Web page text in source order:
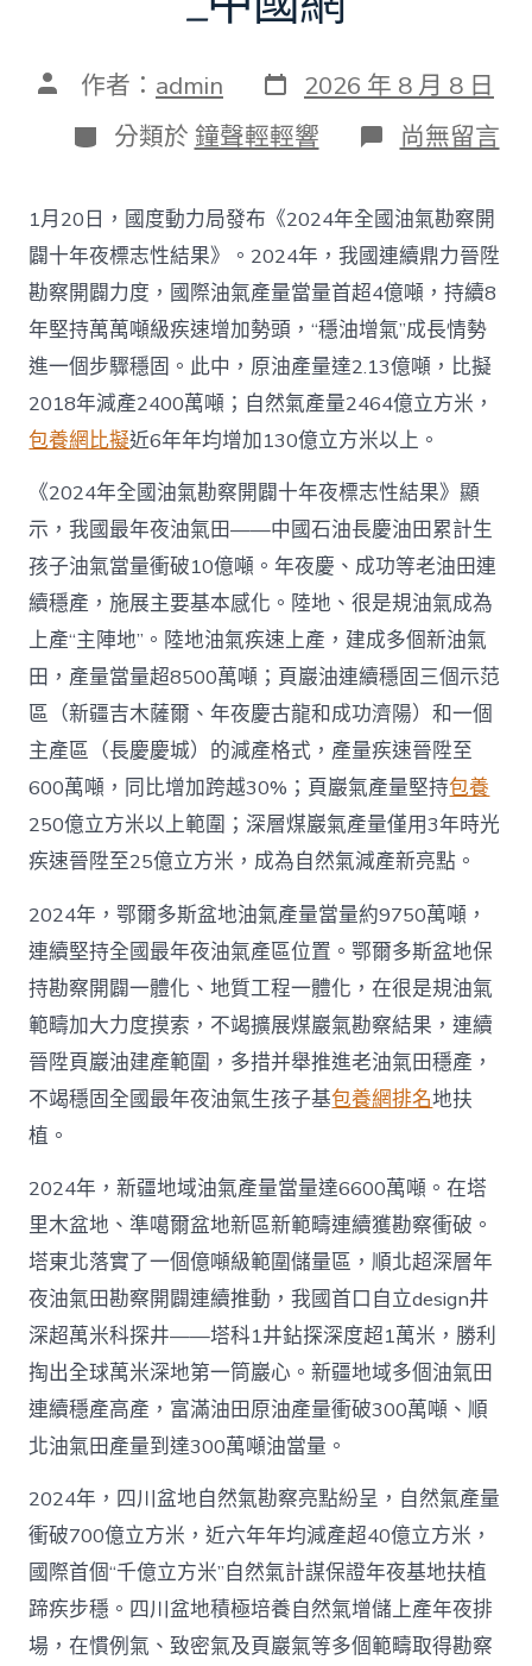
文 作者： admin 發
表
日
期
2026 年 8 月 8 日
分
類
分類於 鐘聲輕輕響 在
〈往
國
際
油
氣
查
包
養
app
產
量
當
首
超
4
億
噸
_
中
國
網〉
中
尚無留言
1月20日，國度動力局發布《2024年全國油氣勘察開
闢十年夜標志性結果》。2024年，我國連續鼎力晉陞
勘察開闢力度，國際油氣產量當量首超4億噸，持續8
年堅持萬萬噸級疾速增加勢頭，“穩油增氣”成長情勢
進一個步驟穩固。此中，原油產量達2.13億噸，比擬
2018年減產2400萬噸；自然氣產量2464億立方米，
包養網比擬近6年年均增加130億立方米以上。
《2024年全國油氣勘察開闢十年夜標志性結果》顯
示，我國最年夜油氣田——中國石油長慶油田累計生
孩子油氣當量衝破10億噸。年夜慶、成功等老油田連
續穩產，施展主要基本感化。陸地、很是規油氣成為
上產“主陣地”。陸地油氣疾速上產，建成多個新油氣
田，產量當量超8500萬噸；頁巖油連續穩固三個示范
區（新疆吉木薩爾、年夜慶古龍和成功濟陽）和一個
主產區（長慶慶城）的減產格式，產量疾速晉陞至
600萬噸，同比增加跨越30%；頁巖氣產量堅持包養
250億立方米以上範圍；深層煤巖氣產量僅用3年時光
疾速晉陞至25億立方米，成為自然氣減產新亮點。
2024年，鄂爾多斯盆地油氣產量當量約9750萬噸，
連續堅持全國最年夜油氣產區位置。鄂爾多斯盆地保
持勘察開闢一體化、地質工程一體化，在很是規油氣
範疇加大力度摸索，不竭擴展煤巖氣勘察結果，連續
晉陞頁巖油建產範圍，多措并舉推進老油氣田穩產，
不竭穩固全國最年夜油氣生孩子基包養網排名地扶
植。
2024年，新疆地域油氣產量當量達6600萬噸。在塔
里木盆地、準噶爾盆地新區新範疇連續獲勘察衝破。
塔東北落實了一個億噸級範圍儲量區，順北超深層年
夜油氣田勘察開闢連續推動，我國首口自立design井
深超萬米科探井——塔科1井鉆探深度超1萬米，勝利
掏出全球萬米深地第一筒巖心。新疆地域多個油氣田
連續穩產高產，富滿油田原油產量衝破300萬噸、順
北油氣田產量到達300萬噸油當量。
2024年，四川盆地自然氣勘察亮點紛呈，自然氣產量
衝破700億立方米，近六年年均減產超40億立方米，
國際首個“千億立方米”自然氣計謀保證年夜基地扶植
蹄疾步穩。四川盆地積極培養自然氣增儲上產年夜排
場，在慣例氣、致密氣及頁巖氣等多個範疇取得勘察